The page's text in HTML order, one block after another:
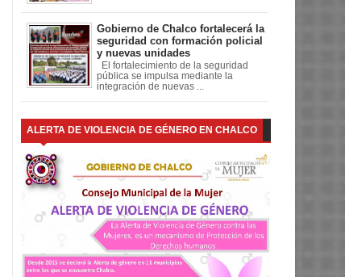
Gobierno de Chalco fortalecerá la
seguridad con formación policial
y nuevas unidades
El fortalecimiento de la seguridad
pública se impulsa mediante la
integración de nuevas ...
ALERTA DE VIOLENCIA DE GÉNERO EN CHALCO